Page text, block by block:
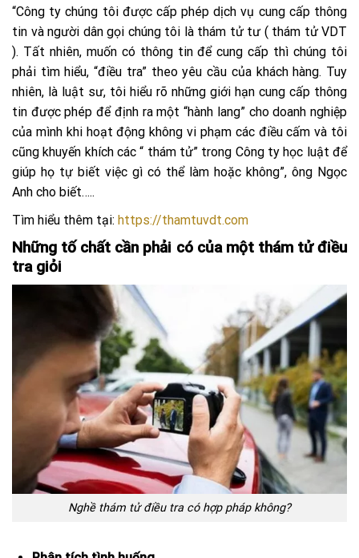
“Công ty chúng tôi được cấp phép dịch vụ cung cấp thông
tin và người dân gọi chúng tôi là thám tử tư ( thám tử VDT
). Tất nhiên, muốn có thông tin để cung cấp thì chúng tôi
phải tìm hiểu, “điều tra” theo yêu cầu của khách hàng. Tuy
nhiên, là luật sư, tôi hiểu rõ những giới hạn cung cấp thông
tin được phép để định ra một “hành lang” cho doanh nghiệp
của mình khi hoạt động không vi phạm các điều cấm và tôi
cũng khuyến khích các “ thám tử” trong Công ty học luật để
giúp họ tự biết việc gì có thể làm hoặc không”, ông Ngọc
Anh cho biết…..
Tìm hiểu thêm tại: https://thamtuvdt.com
Những tố chất cần phải có của một thám tử điều
tra giỏi
Nghề thám tử điều tra có hợp pháp không?